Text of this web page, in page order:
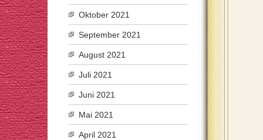
Oktober 2021
September 2021
August 2021
Juli 2021
Juni 2021
Mai 2021
April 2021